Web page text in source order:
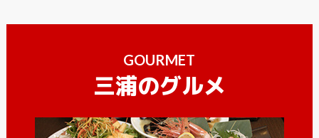
GOURMET
三浦のグルメ